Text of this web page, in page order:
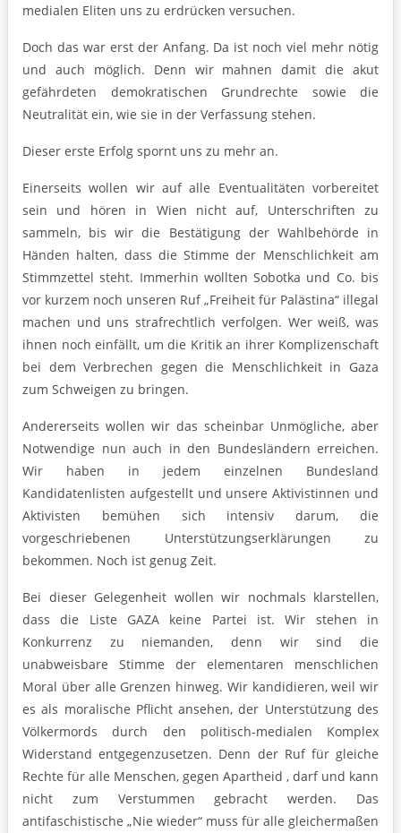
medialen Eliten uns zu erdrücken versuchen.
Doch das war erst der Anfang. Da ist noch viel mehr nötig
und auch möglich. Denn wir mahnen damit die akut
gefährdeten demokratischen Grundrechte sowie die
Neutralität ein, wie sie in der Verfassung stehen.
Dieser erste Erfolg spornt uns zu mehr an.
Einerseits wollen wir auf alle Eventualitäten vorbereitet
sein und hören in Wien nicht auf, Unterschriften zu
sammeln, bis wir die Bestätigung der Wahlbehörde in
Händen halten, dass die Stimme der Menschlichkeit am
Stimmzettel steht. Immerhin wollten Sobotka und Co. bis
vor kurzem noch unseren Ruf „Freiheit für Palästina“ illegal
machen und uns strafrechtlich verfolgen. Wer weiß, was
ihnen noch einfällt, um die Kritik an ihrer Komplizenschaft
bei dem Verbrechen gegen die Menschlichkeit in Gaza
zum Schweigen zu bringen.
Andererseits wollen wir das scheinbar Unmögliche, aber
Notwendige nun auch in den Bundesländern erreichen.
Wir haben in jedem einzelnen Bundesland
Kandidatenlisten aufgestellt und unsere Aktivistinnen und
Aktivisten bemühen sich intensiv darum, die
vorgeschriebenen Unterstützungserklärungen zu
bekommen. Noch ist genug Zeit.
Bei dieser Gelegenheit wollen wir nochmals klarstellen,
dass die Liste GAZA keine Partei ist. Wir stehen in
Konkurrenz zu niemanden, denn wir sind die
unabweisbare Stimme der elementaren menschlichen
Moral über alle Grenzen hinweg. Wir kandidieren, weil wir
es als moralische Pflicht ansehen, der Unterstützung des
Völkermords durch den politisch-medialen Komplex
Widerstand entgegenzusetzen. Denn der Ruf für gleiche
Rechte für alle Menschen, gegen Apartheid , darf und kann
nicht zum Verstummen gebracht werden. Das
antifaschistische „Nie wieder“ muss für alle gleichermaßen